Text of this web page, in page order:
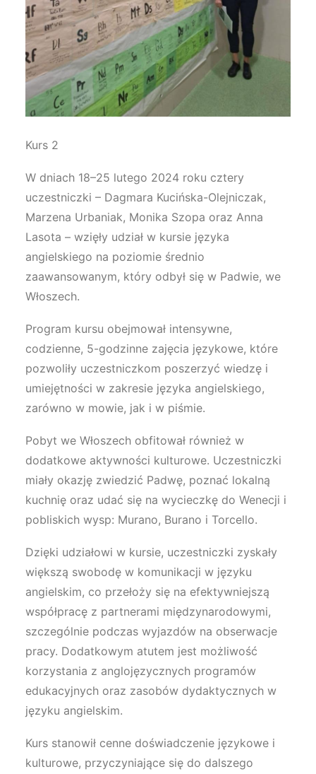
Kurs 2
W dniach 18–25 lutego 2024 roku cztery
uczestniczki – Dagmara Kucińska-Olejniczak,
Marzena Urbaniak, Monika Szopa oraz Anna
Lasota – wzięły udział w kursie języka
angielskiego na poziomie średnio
zaawansowanym, który odbył się w Padwie, we
Włoszech.
Program kursu obejmował intensywne,
codzienne, 5-godzinne zajęcia językowe, które
pozwoliły uczestniczkom poszerzyć wiedzę i
umiejętności w zakresie języka angielskiego,
zarówno w mowie, jak i w piśmie.
Pobyt we Włoszech obfitował również w
dodatkowe aktywności kulturowe. Uczestniczki
miały okazję zwiedzić Padwę, poznać lokalną
kuchnię oraz udać się na wycieczkę do Wenecji i
pobliskich wysp: Murano, Burano i Torcello.
Dzięki udziałowi w kursie, uczestniczki zyskały
większą swobodę w komunikacji w języku
angielskim, co przełoży się na efektywniejszą
współpracę z partnerami międzynarodowymi,
szczególnie podczas wyjazdów na obserwacje
pracy. Dodatkowym atutem jest możliwość
korzystania z anglojęzycznych programów
edukacyjnych oraz zasobów dydaktycznych w
języku angielskim.
Kurs stanowił cenne doświadczenie językowe i
kulturowe, przyczyniające się do dalszego